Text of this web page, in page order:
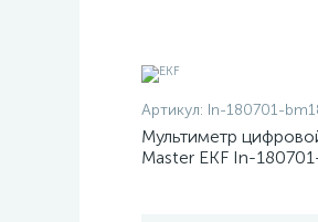
Артикул: In-180701-
Мультиметр
Master EKF In-